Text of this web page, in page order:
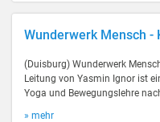
Wunderwerk Mensch -
(Duisburg) Wunderwerk
Leitung von Yasmin Ignor ist
Yoga und Bewegungslehre
» mehr